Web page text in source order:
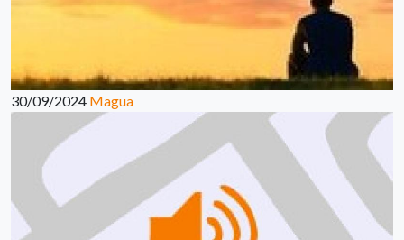
30/09/2024 Magua